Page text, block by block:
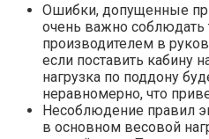
Ошибки, допущенные
очень важно соблюдать
производителем в
если поставить кабину
нагрузка по поддону
неравномерно, что
Несоблюдение правил
в основном весовой